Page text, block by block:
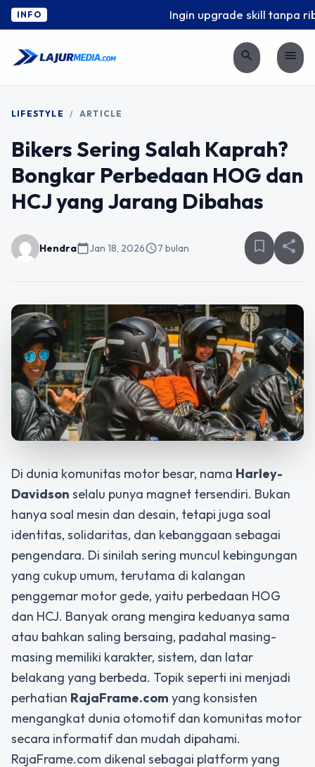
INFO Ingin upgrade skill tanpa
search menu
LIFESTYLE / ARTICLE
Bikers Sering Salah Kaprah?
Bongkar Perbedaan HOG dan
HCJ yang Jarang Dibahas
Hendracalendar_todayJan 18, 2026schedule7 bulan bookmark_border share
Di dunia komunitas motor besar, nama Harley-
Davidson selalu punya magnet tersendiri. Bukan
hanya soal mesin dan desain, tetapi juga soal
identitas, solidaritas, dan kebanggaan sebagai
pengendara. Di sinilah sering muncul kebingungan
yang cukup umum, terutama di kalangan
penggemar motor gede, yaitu perbedaan HOG
dan HCJ. Banyak orang mengira keduanya sama
atau bahkan saling bersaing, padahal masing-
masing memiliki karakter, sistem, dan latar
belakang yang berbeda. Topik seperti ini menjadi
perhatian RajaFrame.com yang konsisten
mengangkat dunia otomotif dan komunitas motor
secara informatif dan mudah dipahami.
RajaFrame.com dikenal sebagai platform yang